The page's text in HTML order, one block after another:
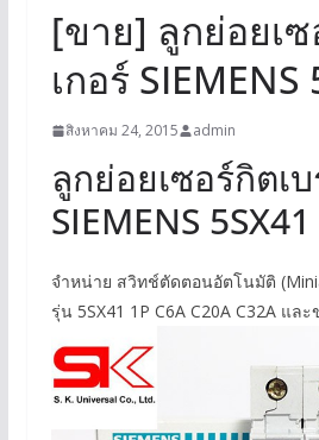
[ขาย] ลูกย่อยเซ
เกอร์ SIEMENS
สิงหาคม 24, 2015 admin
ลูกย่อยเซอร์กิตเ
SIEMENS 5SX41
จำหน่าย สวิทช์ตัดตอนอัตโนมัติ
รุ่น 5SX41 1P C6A C20A C32A แล